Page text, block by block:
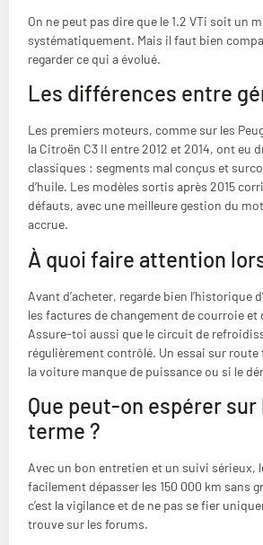
On ne peut pas dire que le 1.2 VTi soit un
systématiquement. Mais il faut bien
regarder ce qui a évolué.
Les différences entre
Les premiers moteurs, comme sur les
la Citroën C3 II entre 2012 et 2014, ont eu
classiques : segments mal conçus et
d’huile. Les modèles sortis après 2015
défauts, avec une meilleure gestion du
accrue.
À quoi faire attention
Avant d’acheter, regarde bien l’historique
les factures de changement de courroie et
Assure-toi aussi que le circuit de
régulièrement contrôlé. Un essai sur
la voiture manque de puissance ou si le
Que peut-on espérer sur
terme ?
Avec un bon entretien et un suivi sérieux,
facilement dépasser les 150 000 km sans
c’est la vigilance et de ne pas se fier
trouve sur les forums.